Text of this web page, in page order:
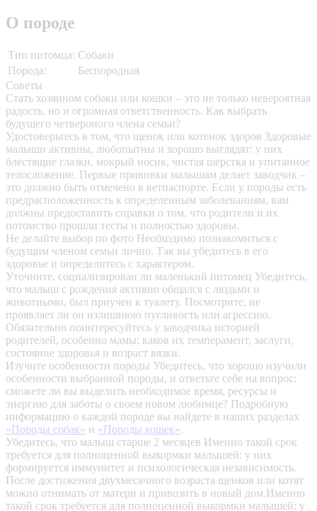
О породе
Тип питомца: Собаки
Порода:
Беспородная
Советы
Стать хозяином собаки или кошки – это не только невероятная
радость, но и огромная ответственность. Как выбрать
будущего четвероного члена семьи?
Удостоверьтесь в том, что щенок или котенок здоров Здоровые
малыши активны, любопытны и хорошо выглядят: у них
блестящие глазки, мокрый носик, чистая шерстка и упитанное
телосложение. Первые прививки малышам делает заводчик –
это должно быть отмечено в ветпаспорте. Если у породы есть
предрасположенность к определенным заболеваниям, вам
должны предоставить справки о том, что родители и их
потомство прошли тесты и полностью здоровы.
Не делайте выбор по фото Необходимо познакомиться с
будущим членом семьи лично. Так вы убедитесь в его
здоровье и определитесь с характером.
Уточните, социализирован ли маленький питомец Убедитесь,
что малыш с рождения активно общался с людьми и
животными, был приучен к туалету. Посмотрите, не
проявляет ли он излишнюю пугливость или агрессию.
Обязательно поинтересуйтесь у заводчика историей
родителей, особенно мамы: каков их темперамент, заслуги,
состояние здоровья и возраст вязки.
Изучите особенности породы Убедитесь, что хорошо изучили
особенности выбранной породы, и ответьте себе на вопрос:
сможете ли вы выделить необходимое время, ресурсы и
энергию для заботы о своем новом любимце? Подробную
информацию о каждой породе вы найдете в наших разделах
«Породы собак» и «Породы кошек».
Убедитесь, что малыш старше 2 месяцев Именно такой срок
требуется для полноценной выкормки малышей: у них
формируется иммунитет и психологическая независимость.
После достижения двухмесячного возраста щенков или котят
можно отнимать от матери и привозить в новый дом.Именно
такой срок требуется для полноценной выкормки малышей: у